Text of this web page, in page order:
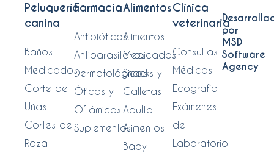
Peluquería
canina
Baños
Medicados
Corte de
Uñas
Cortes de
Raza
Farmacia
Antibióticos
Antiparasitarios
Dermatológicos
Óticos y
Oftámicos
Suplementos
Alimentos
Alimentos
Medicados
Snacks y
Galletas
Adulto
Alimentos
Baby
Clínica
veterinaria
Consultas
Médicas
Ecografía
Exámenes
de
Laboratorio
por
MSD
Software
Agency